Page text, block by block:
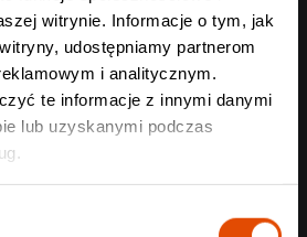
witrynie. Informacje o tym, jak
udostępniamy partnerom
i analitycznym.
te informacje z innymi danymi
lub uzyskanymi podczas
lecz stanowią zaproszenie do